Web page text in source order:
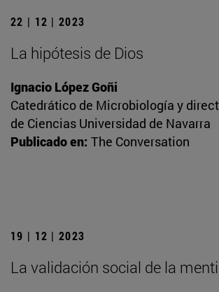
22 | 12 | 2023
La hipótesis de Dios
Ignacio López Goñi
Catedrático de Microbiología y
de Ciencias Universidad de Navarra
Publicado en: The Conversation
19 | 12 | 2023
La validación social de la